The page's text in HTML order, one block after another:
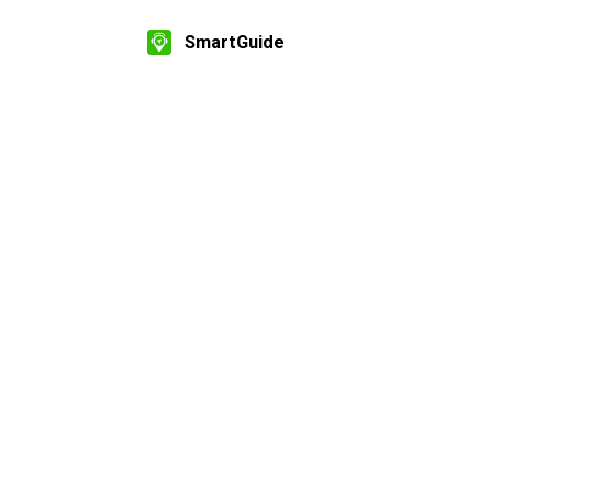
SmartGuide